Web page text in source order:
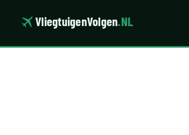
VliegtuigenVolgen.NL